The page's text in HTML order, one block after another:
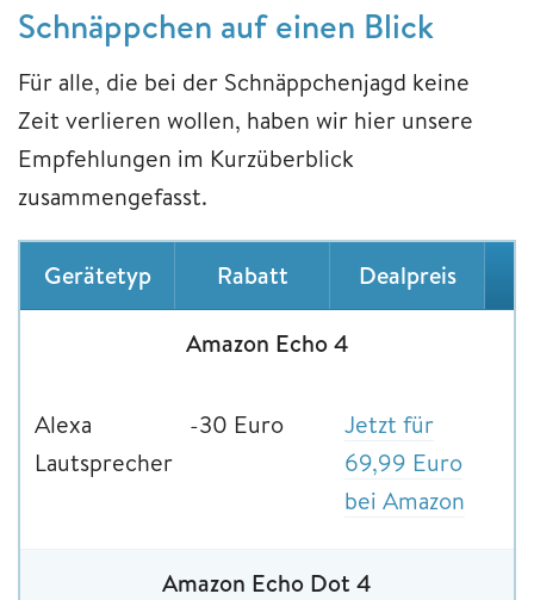
Schnäppchen auf einen Blick
Für alle, die bei der Schnäppchenjagd keine
Zeit verlieren wollen, haben wir hier unsere
Empfehlungen im Kurzüberblick
zusammengefasst.
Gerätetyp Rabatt Dealpreis
Amazon Echo 4
Alexa
Lautsprecher
-30 Euro
Jetzt für
69,99 Euro
bei Amazon
Amazon Echo Dot 4